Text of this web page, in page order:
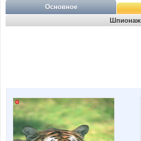
Основное
Шпионаж